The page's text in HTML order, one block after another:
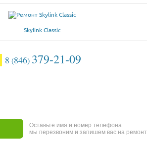
Skylink Classiс
8 (846) 379-21-09
Оставьте имя и номер телефона
мы перезвоним и запишем вас на ремонт